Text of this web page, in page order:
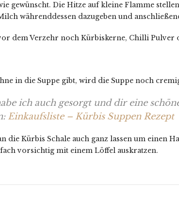
gewünscht. Die Hitze auf kleine Flamme
währenddessen dazugeben und
dem Verzehr noch Kürbiskerne, Chilli Pulver
in die Suppe gibt, wird die Suppe noch
ich auch gesorgt und dir eine
Einkaufsliste – Kürbis Suppen Rezept
die Kürbis Schale auch ganz lassen um einen
vorsichtig mit einem Löffel auskratzen.